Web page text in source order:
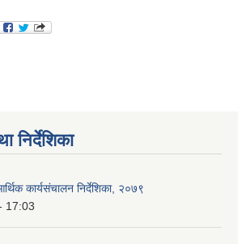
निर्देशिका
कार्यसंचालन निर्देशिका, २०७९
17:03